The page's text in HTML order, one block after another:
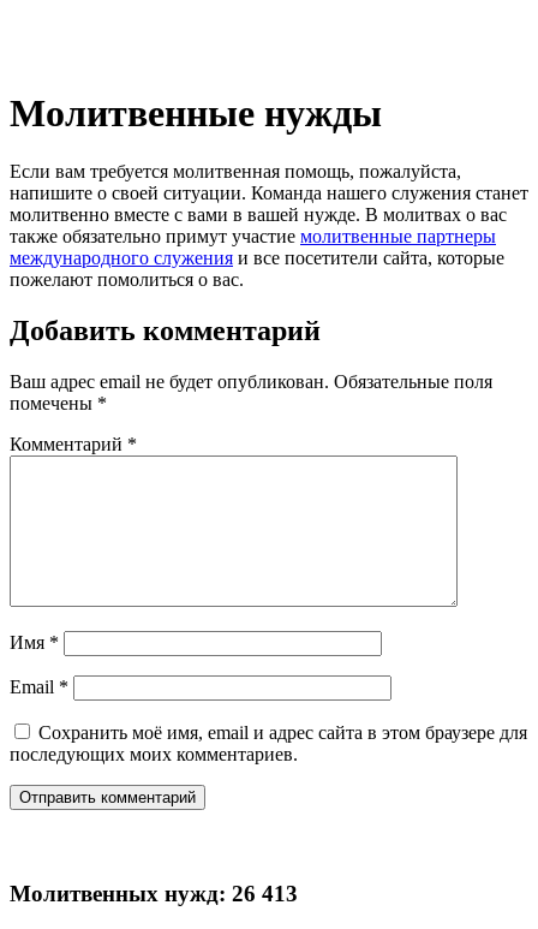
Молитвенные нужды
Если вам требуется молитвенная помощь, пожалуйста,
напишите о своей ситуации. Команда нашего служения станет
молитвенно вместе с вами в вашей нужде. В молитвах о вас
также обязательно примут участие молитвенные партнеры
международного служения и все посетители сайта, которые
пожелают помолиться о вас.
Добавить комментарий
Ваш адрес email не будет опубликован. Обязательные поля
помечены *
Комментарий *
Имя *
Email *
Сохранить моё имя, email и адрес сайта в этом браузере для
последующих моих комментариев.
Молитвенных нужд: 26 413